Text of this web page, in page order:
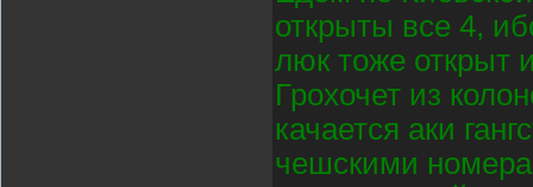
открыты все 4,
люк тоже открыт
Грохочет из
качается аки
чешскими